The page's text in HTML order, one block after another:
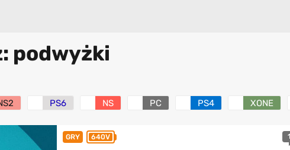
podwyżki
PS6 NS PC PS4 XONE
GRY 640V